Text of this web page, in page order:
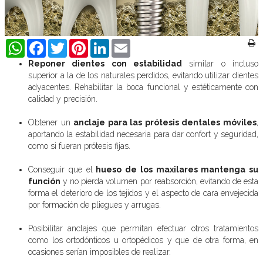
WhatsAppFacebookTwitterPinterestLinkedIn
Reponer dientes con estabilidad
similar o incluso
superior a la de los naturales perdidos, evitando utilizar dientes
adyacentes. Rehabilitar la boca funcional y estéticamente con
calidad y precisión.
Obtener un anclaje para las prótesis dentales móviles,
aportando la estabilidad necesaria para dar confort y seguridad,
como si fueran prótesis fijas.
Conseguir que el
hueso de los maxilares mantenga su
función y no pierda volumen por reabsorción, evitando de esta
forma el deterioro de los tejidos y el aspecto de cara envejecida
por formación de pliegues y arrugas.
Posibilitar anclajes que permitan efectuar otros tratamientos
como los ortodónticos u ortopédicos y que de otra forma, en
ocasiones serían imposibles de realizar.